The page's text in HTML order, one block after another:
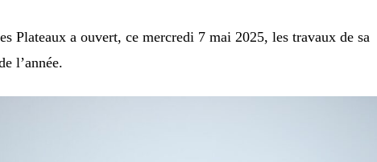
Plateaux a ouvert, ce mercredi 7 mai 2025, les travaux de sa
l’année.